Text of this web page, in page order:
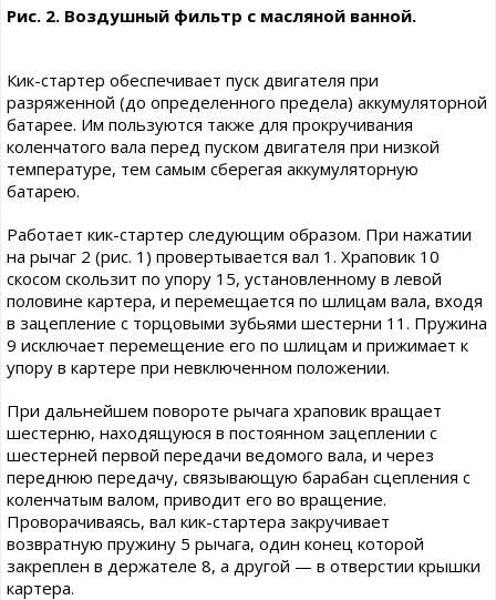
Рис. 2. Воздушный фильтр с масляной ванной.
Кик-стартер обеспечивает пуск двигателя при
разряженной (до определенного предела) аккумуляторной
батарее. Им пользуются также для прокручивания
коленчатого вала перед пуском двигателя при низкой
температуре, тем самым сберегая аккумуляторную
батарею.
Работает кик-стартер следующим образом. При нажатии
на рычаг 2 (рис. 1) провертывается вал 1. Храповик 10
скосом скользит по упору 15, установленному в левой
половине картера, и перемещается по шлицам вала, входя
в зацепление с торцовыми зубьями шестерни 11. Пружина
9 исключает перемещение его по шлицам и прижимает к
упору в картере при невключенном положении.
При дальнейшем повороте рычага храповик вращает
шестерню, находящуюся в постоянном зацеплении с
шестерней первой передачи ведомого вала, и через
переднюю передачу, связывающую барабан сцепления с
коленчатым валом, приводит его во вращение.
Проворачиваясь, вал кик-стартера закручивает
возвратную пружину 5 рычага, один конец которой
закреплен в держателе 8, а другой — в отверстии крышки
картера.